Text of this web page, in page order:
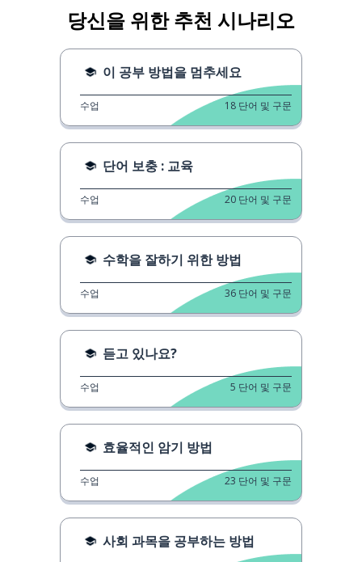
당신을 위한 추천 시나리오
이 공부 방법을 멈추세요
수업 18 단어 및 구문
단어 보충 : 교육
수업 20 단어 및 구문
수학을 잘하기 위한 방법
수업 36 단어 및 구문
듣고 있나요?
수업 5 단어 및 구문
효율적인 암기 방법
수업 23 단어 및 구문
사회 과목을 공부하는 방법